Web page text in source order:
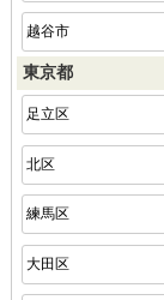
越谷市
東京都
足立区
北区
練馬区
大田区